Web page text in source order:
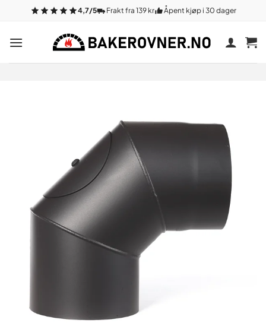
innhold
4,7/5 Frakt fra 139 kr Åpent kjøp i 30 dager